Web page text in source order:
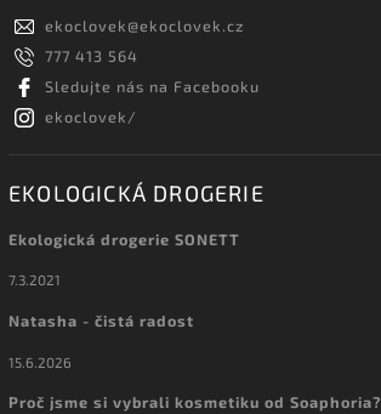
ekoclovek@ekoclovek.cz
777 413 564
Sledujte nás na Facebooku
ekoclovek/
EKOLOGICKÁ DROGERIE
Ekologická drogerie SONETT
7.3.2021
Natasha - čistá radost
15.6.2026
Proč jsme si vybrali kosmetiku od Soaphoria?